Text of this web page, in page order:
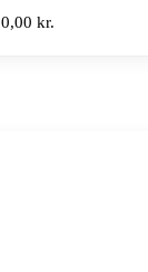
0,00 kr.